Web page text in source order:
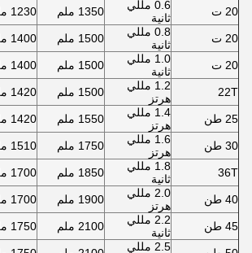
20 ت
0.6 مللي
ثانية
1350 ملم 1230 ملم
20 ت
0.8 مللي
ثانية
1500 ملم 1400 ملم
20 ت
1.0 مللي
ثانية
1500 ملم 1400 ملم
22T
1.2 مللي
هرتز
1500 ملم 1420 ملم
25 طن
1.4 مللي
هرتز
1550 ملم 1420 ملم
30 طن
1.6 مللي
هرتز
1750 ملم 1510 ملم
36T
1.8 مللي
ثانية
1850 ملم 1700 ملم
40 طن
2.0 مللي
هرتز
1900 ملم 1700 ملم
45 طن
2.2 مللي
ثانية
2100 ملم 1750 ملم
2.5 مللي